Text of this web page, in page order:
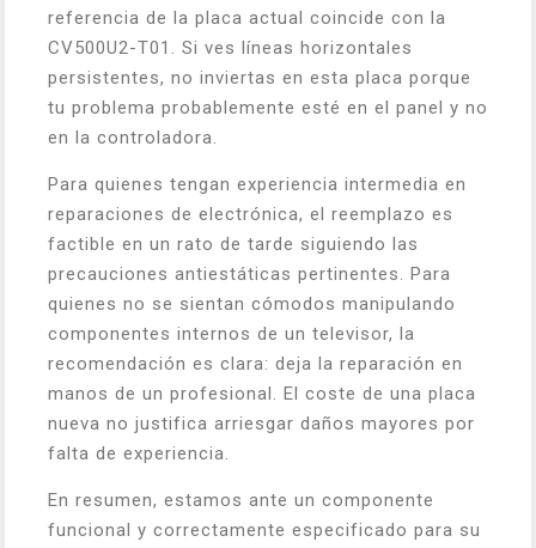
referencia de la placa actual coincide con la
CV500U2-T01. Si ves líneas horizontales
persistentes, no inviertas en esta placa porque
tu problema probablemente esté en el panel y no
en la controladora.
Para quienes tengan experiencia intermedia en
reparaciones de electrónica, el reemplazo es
factible en un rato de tarde siguiendo las
precauciones antiestáticas pertinentes. Para
quienes no se sientan cómodos manipulando
componentes internos de un televisor, la
recomendación es clara: deja la reparación en
manos de un profesional. El coste de una placa
nueva no justifica arriesgar daños mayores por
falta de experiencia.
En resumen, estamos ante un componente
funcional y correctamente especificado para su